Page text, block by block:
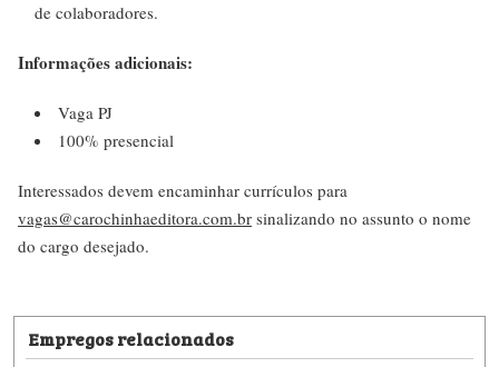
de colaboradores.
Informações adicionais:
Vaga PJ
100% presencial
Interessados devem encaminhar currículos para
vagas@carochinhaeditora.com.br sinalizando no assunto o nome
do cargo desejado.
Empregos relacionados